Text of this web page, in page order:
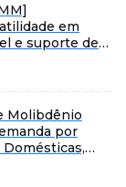
em
e suporte de
Molibdênio
por